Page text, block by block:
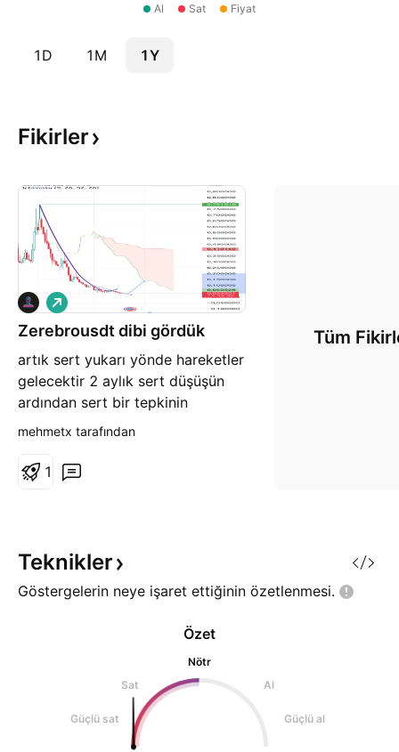
Al Sat Fiyat
1D 1M 1Y
Fikirler
Zerebrousdt dibi gördük
artık sert yukarı yönde hareketler
gelecektir 2 aylık sert düşüşün
ardından sert bir tepkinin
geleceğini düşünüyorum. %90 a
değer bir seviye :)
A
l
ı
mehmetx tarafından
1
Tüm
Teknikler
Göstergelerin neye işaret ettiğinin özetlenmesi.
Özet
Nötr
Sat
Al
Güçlü sat Güçlü al